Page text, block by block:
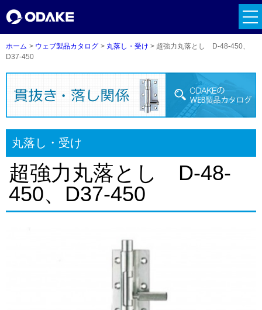
ホーム ウェブ製品カタログ 丸落し・受け
超強力丸落とし D-48-450、
D37-450
丸落し・受け
超強力丸落とし D-48-
450、D37-450